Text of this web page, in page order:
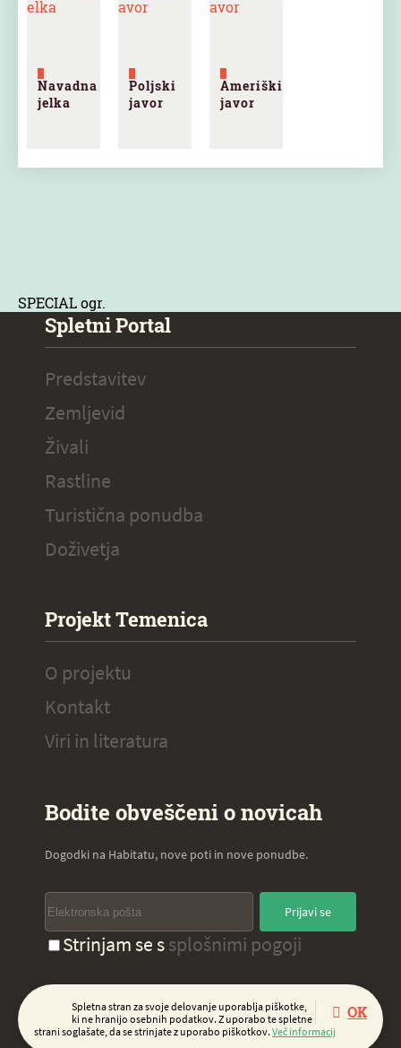
Navadna
jelka
Poljski
javor
Ameriški
javor
SPECIAL ogr.
OK
Spletna stran za svoje delovanje uporablja piškotke,
ki ne hranijo osebnih podatkov. Z uporabo te spletne
strani soglašate, da se strinjate z uporabo piškotkov. Več informacij
Spletni Portal
Predstavitev
Zemljevid
Živali
Rastline
Turistična ponudba
Doživetja
Projekt Temenica
O projektu
Kontakt
Viri in literatura
Bodite obveščeni o novicah
Dogodki na Habitatu, nove poti in nove ponudbe.
Prijavi se
Strinjam se ssplošnimi pogoji
Copyright 2020, Virc d.o.o.